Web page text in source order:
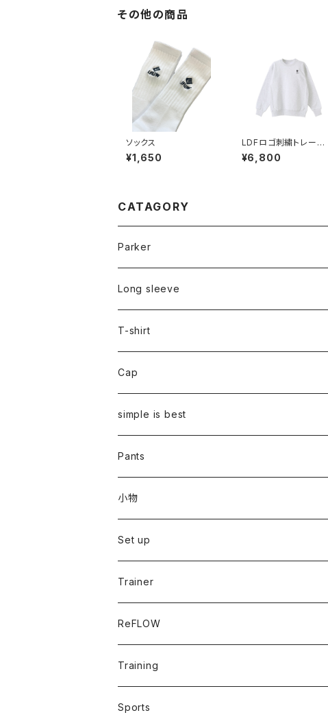
その他の商品
ソックス
¥1,650
LDFロゴ刺繍トレーナ
ー ※セットアップ可能商
品
¥6,800
CATAGORY
Parker
Long sleeve
T-shirt
Cap
simple is best
Pants
小物
Set up
Trainer
ReFLOW
Training
Sports